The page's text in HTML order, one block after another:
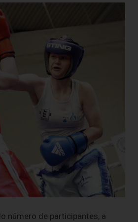
número de participantes, a